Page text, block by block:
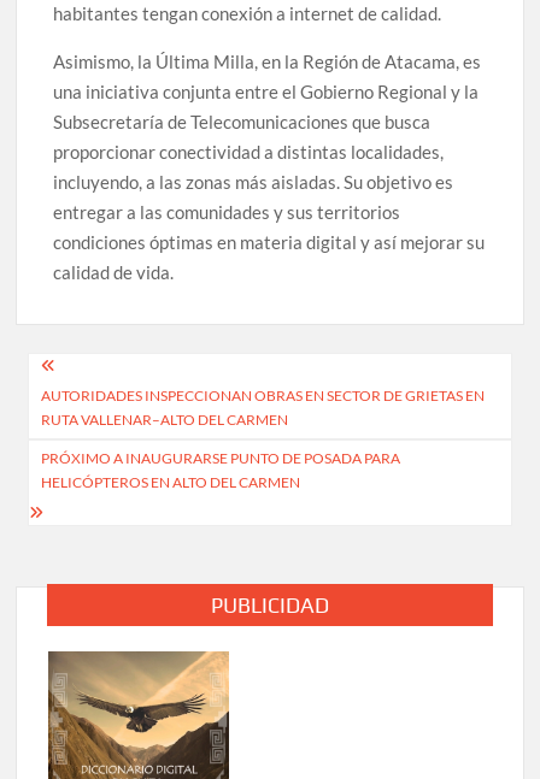
habitantes tengan conexión a internet de calidad.
Asimismo, la Última Milla, en la Región de Atacama, es
una iniciativa conjunta entre el Gobierno Regional y la
Subsecretaría de Telecomunicaciones que busca
proporcionar conectividad a distintas localidades,
incluyendo, a las zonas más aisladas. Su objetivo es
entregar a las comunidades y sus territorios
condiciones óptimas en materia digital y así mejorar su
calidad de vida.
Navegación
de
entradas
AUTORIDADES INSPECCIONAN OBRAS EN SECTOR DE GRIETAS EN
RUTA VALLENAR–ALTO DEL CARMEN
PRÓXIMO A INAUGURARSE PUNTO DE POSADA PARA
HELICÓPTEROS EN ALTO DEL CARMEN
PUBLICIDAD